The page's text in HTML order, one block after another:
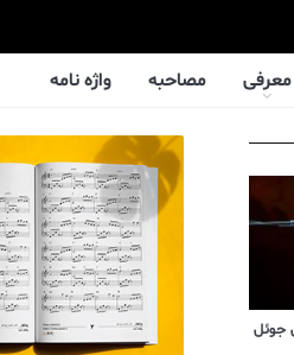
معرفی مصاحبه واژه نامه
جوئل